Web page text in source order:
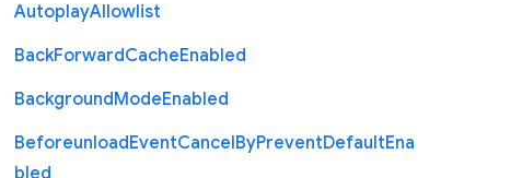
AutoplayAllowlist
BackForwardCacheEnabled
BackgroundModeEnabled
BeforeunloadEventCancelByPreventDefaultEna
bled